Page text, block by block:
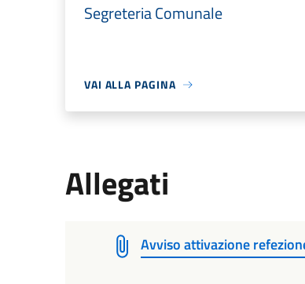
Segreteria Comunale
VAI ALLA PAGINA
Allegati
Avviso attivazione